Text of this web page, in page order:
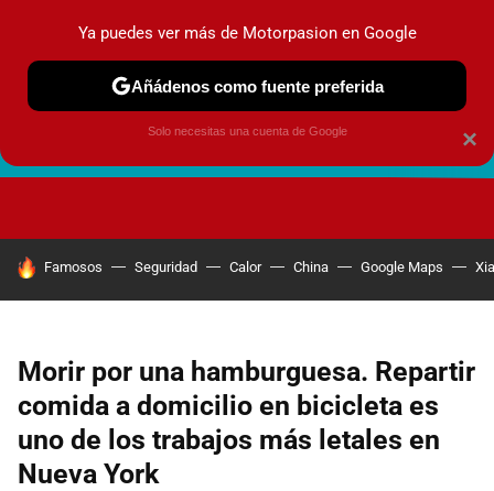
HOY SE HABLA DE
Famosos Seguridad Calor China Google Maps
Morir por una hamburguesa. Repartir
comida a domicilio en bicicleta es
uno de los trabajos más letales en
Nueva York
×
Ya puedes ver más de Motorpasion en Google
Añádenos como fuente preferida
Solo necesitas una cuenta de Google